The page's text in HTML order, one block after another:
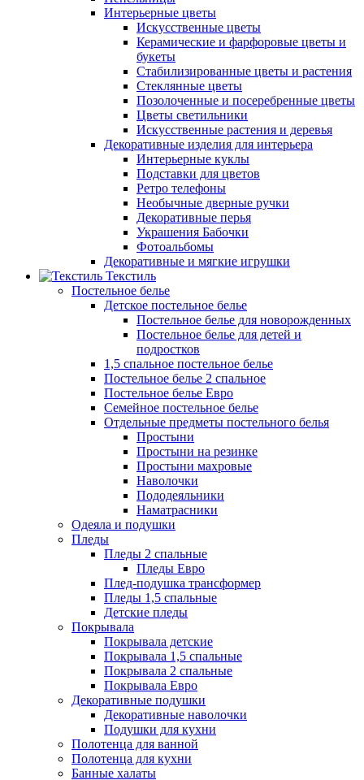
Интерьерные цветы
Искусственные цветы
Керамические и фарфоровые цветы и
букеты
Стабилизированные цветы и растения
Стеклянные цветы
Позолоченные и посеребренные цветы
Цветы светильники
Искусственные растения и деревья
Декоративные изделия для интерьера
Интерьерные куклы
Подставки для цветов
Ретро телефоны
Необычные дверные ручки
Декоративные перья
Украшения Бабочки
Фотоальбомы
Декоративные и мягкие игрушки
Текстиль
Постельное белье
Детское постельное белье
Постельное белье для новорожденных
Постельное белье для детей и
подростков
1,5 спальное постельное белье
Постельное белье 2 спальное
Постельное белье Евро
Семейное постельное белье
Отдельные предметы постельного белья
Простыни
Простыни на резинке
Простыни махровые
Наволочки
Пододеяльники
Наматрасники
Одеяла и подушки
Пледы
Пледы 2 спальные
Пледы Евро
Плед-подушка трансформер
Пледы 1,5 спальные
Детские пледы
Покрывала
Покрывала детские
Покрывала 1,5 спальные
Покрывала 2 спальные
Покрывала Евро
Декоративные подушки
Декоративные наволочки
Подушки для кухни
Полотенца для ванной
Полотенца для кухни
Банные халаты